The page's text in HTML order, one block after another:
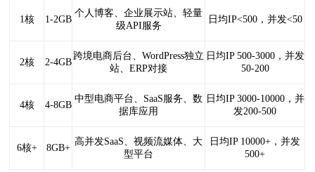
1核 1-2GB
个人博客、企业展示站、轻量
级API服务
日均IP<500，并发<50
2核 2-4GB
跨境电商后台、WordPress独立
站、ERP对接
日均IP 500-3000，并发
50-200
4核 4-8GB
中型电商平台、SaaS服务、数
据库应用
日均IP 3000-10000，并
发200-500
6核+ 8GB+
高并发SaaS、视频流媒体、大
型平台
日均IP 10000+，并发
500+